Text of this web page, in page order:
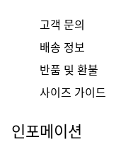
고객 문의
배송 정보
반품 및 환불
사이즈 가이드
인포메이션